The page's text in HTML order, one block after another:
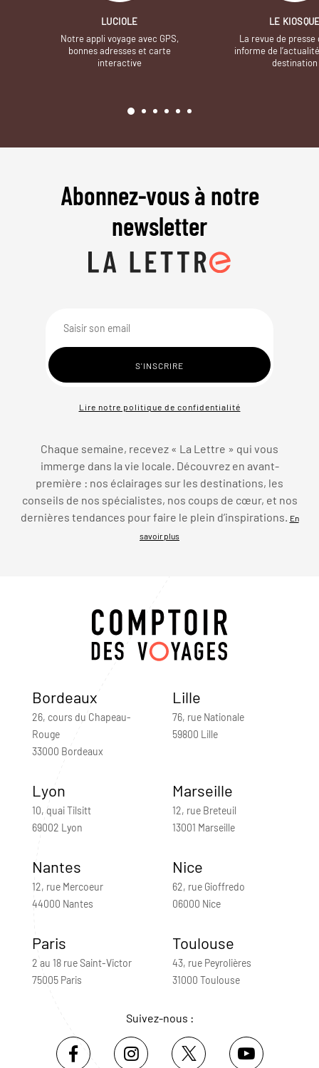
LUCIOLE
Notre appli voyage avec GPS,
bonnes adresses et carte
interactive
LE
La revue de presse
informe de
destination
Abonnez-vous à notre
newsletter
Lire notre politique de confidentialité
Chaque semaine, recevez « La Lettre » qui vous
immerge dans la vie locale. Découvrez en avant-
première : nos éclairages sur les destinations, les
conseils de nos spécialistes, nos coups de cœur, et nos
dernières tendances pour faire le plein d’inspirations.
En
savoir plus
Bordeaux
26, cours du Chapeau-
Rouge
33000 Bordeaux
Lille
76, rue Nationale
59800 Lille
Lyon
10, quai Tilsitt
69002 Lyon
Marseille
12, rue Breteuil
13001 Marseille
Nantes
12, rue Mercoeur
44000 Nantes
Nice
62, rue Gioffredo
06000 Nice
Paris
2 au 18 rue Saint-Victor
75005 Paris
Toulouse
43, rue Peyrolières
31000 Toulouse
Suivez-nous :